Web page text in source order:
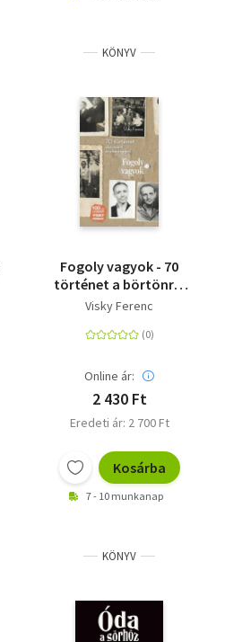
KÖNYV
Fogoly vagyok - 70
történet a börtönről
és a barátságról
Visky Ferenc
Online ár:
2 430 Ft
Eredeti ár: 2 700 Ft
Kosárba
7 - 10 munkanap
KÖNYV